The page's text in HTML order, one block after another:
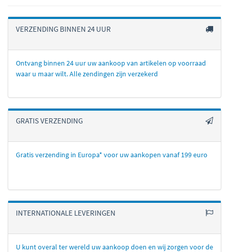
VERZENDING BINNEN 24 UUR
Ontvang binnen 24 uur uw aankoop van artikelen op voorraad
waar u maar wilt. Alle zendingen zijn verzekerd
GRATIS VERZENDING
Gratis verzending in Europa* voor uw aankopen vanaf 199 euro
INTERNATIONALE LEVERINGEN
U kunt overal ter wereld uw aankoop doen en wij zorgen voor de